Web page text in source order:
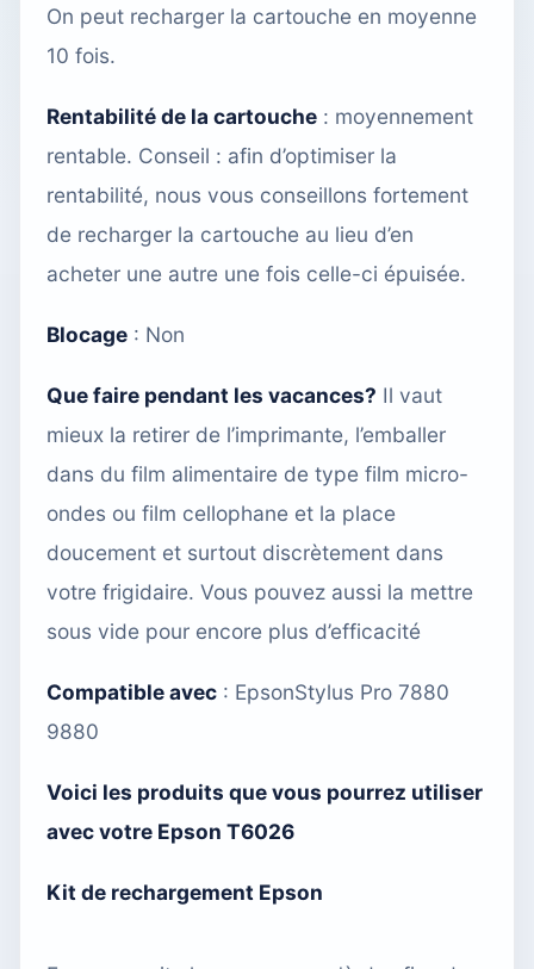
On peut recharger la cartouche en moyenne
10 fois.
Rentabilité de la cartouche : moyennement
rentable. Conseil : afin d’optimiser la
rentabilité, nous vous conseillons fortement
de recharger la cartouche au lieu d’en
acheter une autre une fois celle-ci épuisée.
Blocage : Non
Que faire pendant les vacances? Il vaut
mieux la retirer de l’imprimante, l’emballer
dans du film alimentaire de type film micro-
ondes ou film cellophane et la place
doucement et surtout discrètement dans
votre frigidaire. Vous pouvez aussi la mettre
sous vide pour encore plus d’efficacité
Compatible avec : EpsonStylus Pro 7880
9880
Voici les produits que vous pourrez utiliser
avec votre Epson T6026
Kit de rechargement Epson